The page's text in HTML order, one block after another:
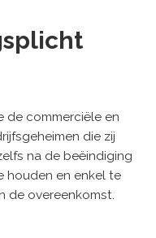
de commerciële en
die zij
na de beëindiging
houden en enkel te
de overeenkomst.